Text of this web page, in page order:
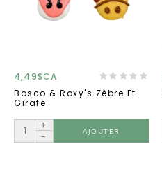
4,49$CA
Bosco & Roxy's Zèbre Et
Girafe
+
-
AJOUTER